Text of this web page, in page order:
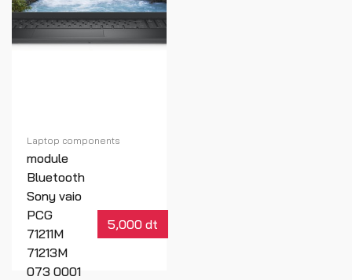
Laptop components
module
Bluetooth
Sony vaio
PCG
71211M
71213M
073 0001
5,000 dt